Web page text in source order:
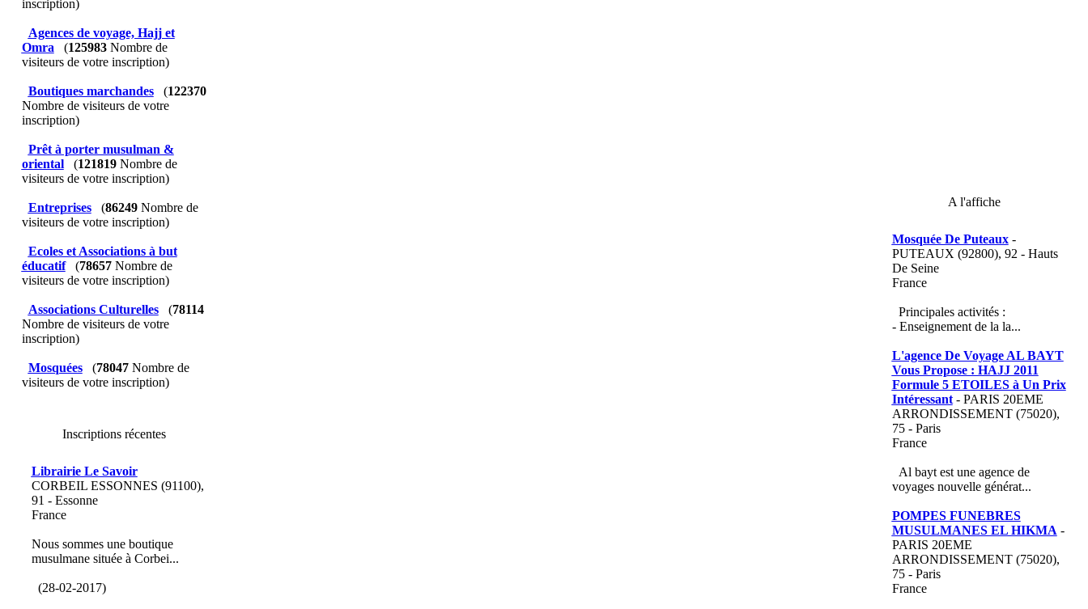
inscription)
Agences de voyage, Hajj et
Omra
(125983Nombre de
visiteurs de votre inscription)
Boutiques marchandes (122370
Nombre de visiteurs de votre
inscription)
Prêt à porter musulman &
oriental
(121819Nombre de
visiteurs de votre inscription)
Entreprises (86249Nombre de
visiteurs de votre inscription)
Ecoles et Associations à but
éducatif
(78657Nombre de
visiteurs de votre inscription)
Associations Culturelles (78114
Nombre de visiteurs de votre
inscription)
Mosquées (78047Nombre de
visiteurs de votre inscription)
Inscriptions récentes
Librairie Le Savoir
CORBEIL ESSONNES (91100),
91 - Essonne
France
Nous sommes une boutique
musulmane située à Corbei...
(28-02-2017)
A l'affiche
Mosquée De Puteaux-
PUTEAUX (92800), 92 - Hauts
De Seine
France
Principales activités :
- Enseignement de la la...
L'agence De Voyage AL BAYT
Vous Propose : HAJJ 2011
Formule 5 ETOILES à Un Prix
Intéressant- PARIS 20EME
ARRONDISSEMENT (75020),
75 - Paris
France
Al bayt est une agence de
voyages nouvelle générat...
POMPES FUNEBRES
MUSULMANES EL HIKMA -
PARIS 20EME
ARRONDISSEMENT (75020),
75 - Paris
France